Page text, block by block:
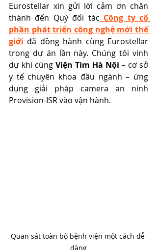
Eurostellar xin gửi lời cảm ơn chân
thành đến Quý đối tác Công ty cổ
phần phát triển công nghệ mới thế
giới đã đồng hành cùng Eurostellar
trong dự án lần này. Chúng tôi vinh
dự khi cùng Viện Tim Hà Nội – cơ sở
y tế chuyên khoa đầu ngành – ứng
dụng giải pháp camera an ninh
Provision-ISR vào vận hành.
Quan sát toàn bộ bệnh viện một cách dễ
dàng